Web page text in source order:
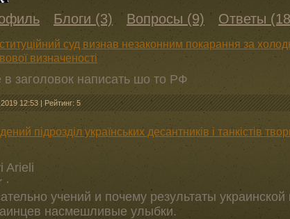
Блоги (3) Вопросы (9) Ответы
суд визнав незаконним покарання за
визначеності
в заголовок написать шо то РФ
12:53 | Рейтинг: 5
підрозділ українських десантників і танкістів
Arieli
·
учений и почему результаты
насмешливые улыбки.